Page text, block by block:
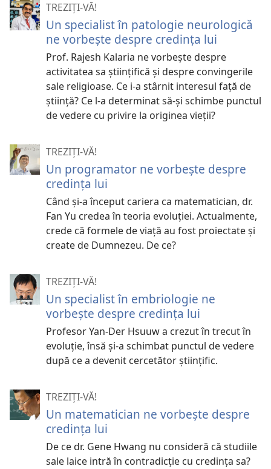
TREZIȚI-VĂ!
Un specialist în patologie neurologică
ne vorbește despre credința lui
Prof. Rajesh Kalaria ne vorbește despre
activitatea sa științifică și despre convingerile
sale religioase. Ce i-a stârnit interesul față de
știință? Ce l-a determinat să-și schimbe punctul
de vedere cu privire la originea vieții?
TREZIȚI-VĂ!
Un programator ne vorbește despre
credința lui
Când și-a început cariera ca matematician, dr.
Fan Yu credea în teoria evoluției. Actualmente,
crede că formele de viață au fost proiectate și
create de Dumnezeu. De ce?
TREZIȚI-VĂ!
Un specialist în embriologie ne
vorbește despre credința lui
Profesor Yan-Der Hsuuw a crezut în trecut în
evoluție, însă și-a schimbat punctul de vedere
după ce a devenit cercetător științific.
TREZIȚI-VĂ!
Un matematician ne vorbeşte despre
credinţa lui
De ce dr. Gene Hwang nu consideră că studiile
sale laice intră în contradicţie cu credinţa sa?